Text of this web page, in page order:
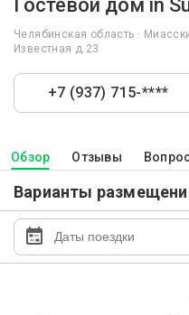
Гостевой дом in
Челябинская область ·
Известная д.23
+7 (937) 715-****
Обзор Отзывы
Варианты